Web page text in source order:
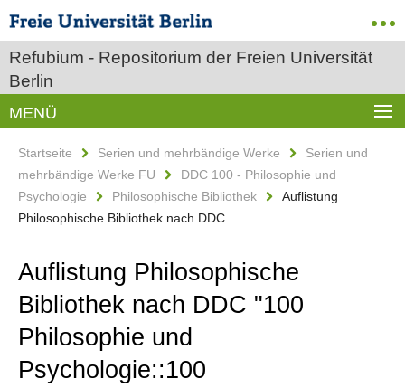
Refubium - Repositorium der Freien Universität
Berlin
MENÜ
Startseite Serien und mehrbändige Werke
Serien und
mehrbändige Werke FU
DDC 100 - Philosophie und
Psychologie
Philosophische Bibliothek
Auflistung
Philosophische Bibliothek nach DDC
Auflistung Philosophische
Bibliothek nach DDC "100
Philosophie und
Psychologie::100